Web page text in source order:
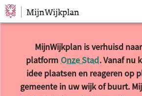
Sla navigatie over
MijnWijkplan
MijnWijkplan is verhuisd
platform Onze Stad. Vanaf nu
idee plaatsen en reageren op
gemeente in uw wijk of buurt.